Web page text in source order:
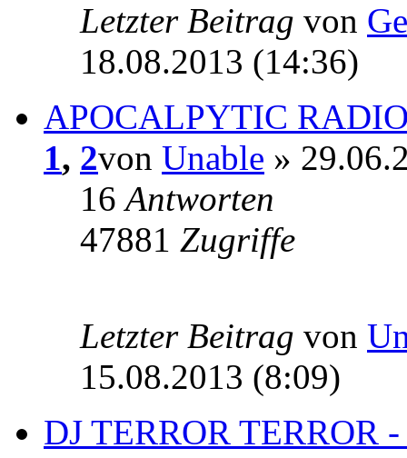
Letzter Beitrag von
18.08.2013 (14:36)
APOCALPYTIC
1, 2von Unable »
16Antworten
47881 Zugriffe
Letzter Beitrag von
15.08.2013 (8:09)
DJ TERROR TERROR